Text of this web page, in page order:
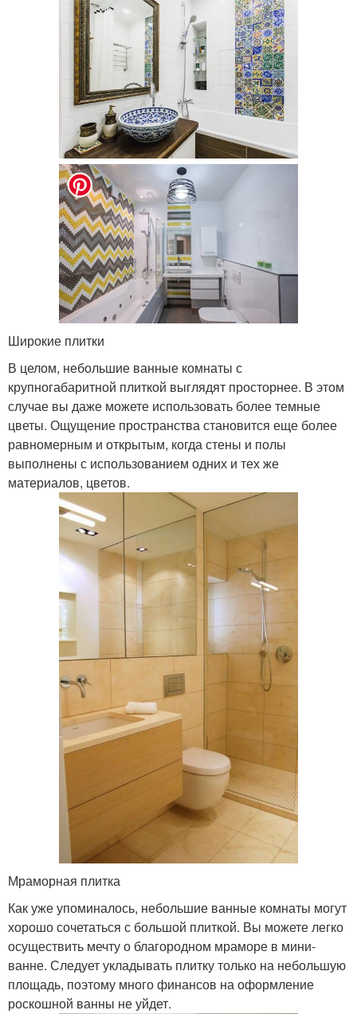
Широкие плитки
В целом, небольшие ванные комнаты с
крупногабаритной плиткой выглядят просторнее. В этом
случае вы даже можете использовать более темные
цветы. Ощущение пространства становится еще более
равномерным и открытым, когда стены и полы
выполнены с использованием одних и тех же
материалов, цветов.
Мраморная плитка
Как уже упоминалось, небольшие ванные комнаты могут
хорошо сочетаться с большой плиткой. Вы можете легко
осуществить мечту о благородном мраморе в мини-
ванне. Следует укладывать плитку только на небольшую
площадь, поэтому много финансов на оформление
роскошной ванны не уйдет.